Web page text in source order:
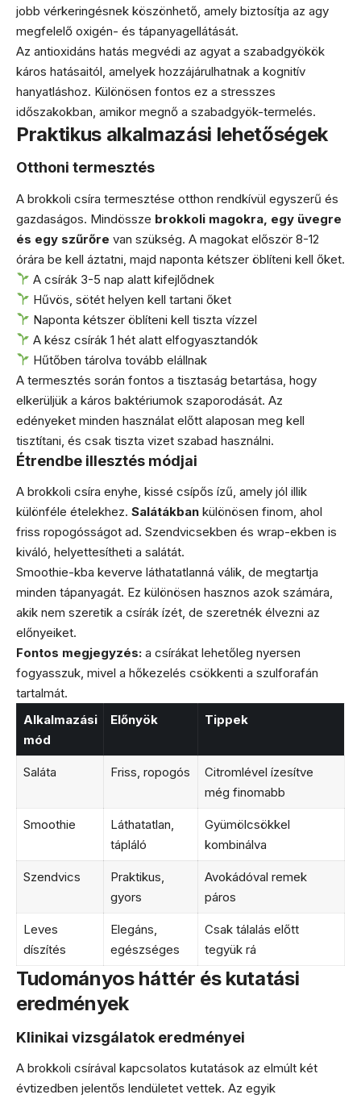
jobb vérkeringésnek köszönhető, amely biztosítja az agy
megfelelő oxigén- és tápanyagellátását.
Az antioxidáns hatás megvédi az agyat a szabadgyökök
káros hatásaitól, amelyek hozzájárulhatnak a kognitív
hanyatláshoz. Különösen fontos ez a stresszes
időszakokban, amikor megnő a szabadgyök-termelés.
Praktikus alkalmazási lehetőségek
Otthoni termesztés
A brokkoli csíra termesztése otthon rendkívül egyszerű és
gazdaságos. Mindössze brokkoli magokra, egy üvegre
és egy szűrőre van szükség. A magokat először 8-12
órára be kell áztatni, majd naponta kétszer öblíteni kell őket.
A csírák 3-5 nap alatt kifejlődnek
Hűvös, sötét helyen kell tartani őket
Naponta kétszer öblíteni kell tiszta vízzel
A kész csírák 1 hét alatt elfogyasztandók
Hűtőben tárolva tovább elállnak
A termesztés során fontos a tisztaság betartása, hogy
elkerüljük a káros baktériumok szaporodását. Az
edényeket minden használat előtt alaposan meg kell
tisztítani, és csak tiszta vizet szabad használni.
Étrendbe illesztés módjai
A brokkoli csíra enyhe, kissé csípős ízű, amely jól illik
különféle ételekhez. Salátákban különösen finom, ahol
friss ropogósságot ad. Szendvicsekben és wrap-ekben is
kiváló, helyettesítheti a salátát.
Smoothie-kba keverve láthatatlanná válik, de megtartja
minden tápanyagát. Ez különösen hasznos azok számára,
akik nem szeretik a csírák ízét, de szeretnék élvezni az
előnyeiket.
Fontos megjegyzés: a csírákat lehetőleg nyersen
fogyasszuk, mivel a hőkezelés csökkenti a szulforafán
tartalmát.
Alkalmazási
mód
Előnyök Tippek
Saláta Friss, ropogós
Citromlével ízesítve
még finomabb
Smoothie
Láthatatlan,
tápláló
Gyümölcsökkel
kombinálva
Szendvics
Praktikus,
gyors
Avokádóval remek
páros
Leves
díszítés
Elegáns,
egészséges
Csak tálalás előtt
tegyük rá
Tudományos háttér és kutatási
eredmények
Klinikai vizsgálatok eredményei
A brokkoli csírával kapcsolatos kutatások az elmúlt két
évtizedben jelentős lendületet vettek. Az egyik